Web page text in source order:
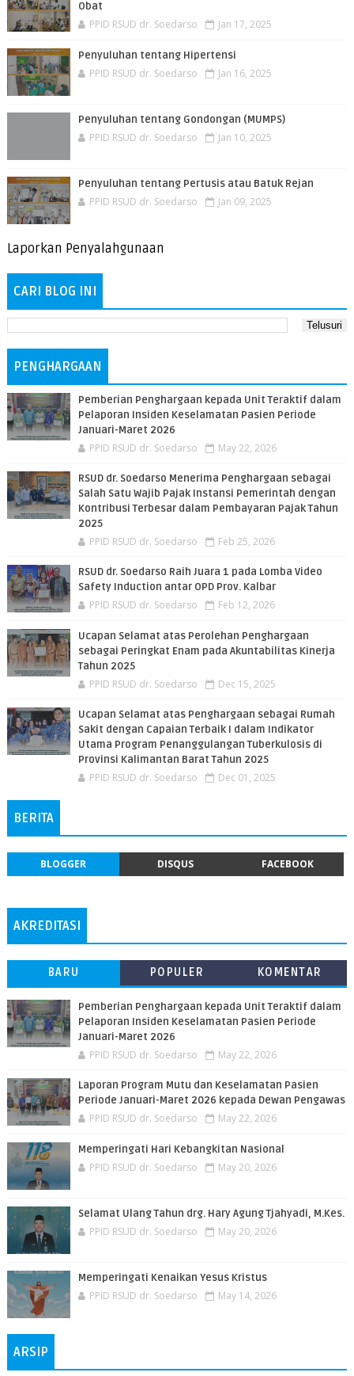
Obat
PPID RSUD dr. Soedarso Jan 17, 2025
Penyuluhan tentang Hipertensi
PPID RSUD dr. Soedarso Jan 16, 2025
Penyuluhan tentang Gondongan (MUMPS)
PPID RSUD dr. Soedarso Jan 10, 2025
Penyuluhan tentang Pertusis atau Batuk Rejan
PPID RSUD dr. Soedarso Jan 09, 2025
Laporkan Penyalahgunaan
CARI BLOG INI
PENGHARGAAN
Pemberian Penghargaan kepada Unit Teraktif dalam
Pelaporan Insiden Keselamatan Pasien Periode
Januari-Maret 2026
PPID RSUD dr. Soedarso May 22, 2026
RSUD dr. Soedarso Menerima Penghargaan sebagai
Salah Satu Wajib Pajak Instansi Pemerintah dengan
Kontribusi Terbesar dalam Pembayaran Pajak Tahun
2025
PPID RSUD dr. Soedarso Feb 25, 2026
RSUD dr. Soedarso Raih Juara 1 pada Lomba Video
Safety Induction antar OPD Prov. Kalbar
PPID RSUD dr. Soedarso Feb 12, 2026
Ucapan Selamat atas Perolehan Penghargaan
sebagai Peringkat Enam pada Akuntabilitas Kinerja
Tahun 2025
PPID RSUD dr. Soedarso Dec 15, 2025
Ucapan Selamat atas Penghargaan sebagai Rumah
Sakit dengan Capaian Terbaik I dalam Indikator
Utama Program Penanggulangan Tuberkulosis di
Provinsi Kalimantan Barat Tahun 2025
PPID RSUD dr. Soedarso Dec 01, 2025
BERITA
BLOGGER DISQUS FACEBOOK
AKREDITASI
BARU POPULER KOMENTAR
Pemberian Penghargaan kepada Unit Teraktif dalam
Pelaporan Insiden Keselamatan Pasien Periode
Januari-Maret 2026
PPID RSUD dr. Soedarso May 22, 2026
Laporan Program Mutu dan Keselamatan Pasien
Periode Januari-Maret 2026 kepada Dewan Pengawas
PPID RSUD dr. Soedarso May 22, 2026
Memperingati Hari Kebangkitan Nasional
PPID RSUD dr. Soedarso May 20, 2026
Selamat Ulang Tahun drg. Hary Agung Tjahyadi, M.Kes.
PPID RSUD dr. Soedarso May 20, 2026
Memperingati Kenaikan Yesus Kristus
PPID RSUD dr. Soedarso May 14, 2026
ARSIP